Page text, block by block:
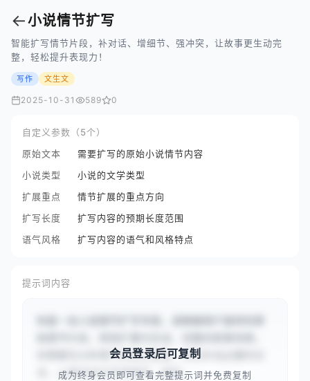
←小说情节扩写
智能扩写情节片段，补对话、增细节、强冲突，让故事更生动完
整，轻松提升表现力！
写作 文生文
2025-10-31 589 0
自定义参数（5个）
原始文本
需要扩写的原始小说情节内容
小说类型
小说的文学类型
扩展重点
情节扩展的重点方向
扩写长度
扩写内容的预期长度范围
语气风格
扩写内容的语气和风格特点
提示词内容
你需要先分析情节的核心要素，然后补充必要的对
话、心理活动与环境细节，保持...
会员登录后可复制
成为终身会员即可查看完整提示词并免费复制